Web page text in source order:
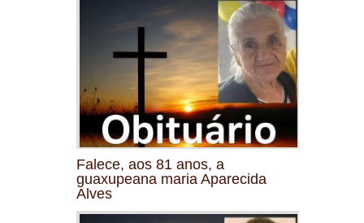
Falece, aos 81 anos, a
guaxupeana maria Aparecida
Alves